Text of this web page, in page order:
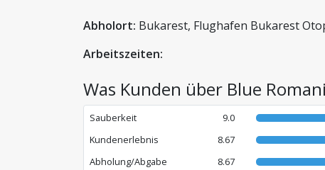
Abholort: Bukarest, Flughafen Bukarest
Arbeitszeiten:
Was Kunden über Blue
Sauberkeit 9.0
Kundenerlebnis
8.67
Abholung/Abgabe
8.67